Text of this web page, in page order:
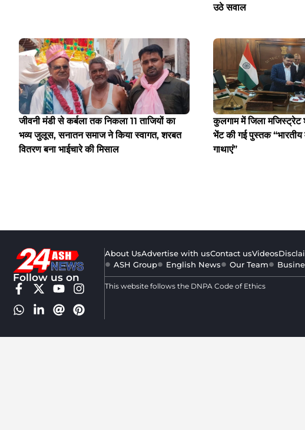
उठे सवाल
जीवनी मंडी से कर्बला तक निकला 11 ताजियों का
भव्य जुलूस, सनातन समाज ने किया स्वागत, शरबत
वितरण बना भाईचारे की मिसाल
कुलगाम में जिला
भेंट की गई पुस्तक “भारतीय
गाथाएं”
Follow us on
About UsAdvertise with usContact usVideos
ASH Group
English News Our Team
This website follows the DNPA Code of Ethics